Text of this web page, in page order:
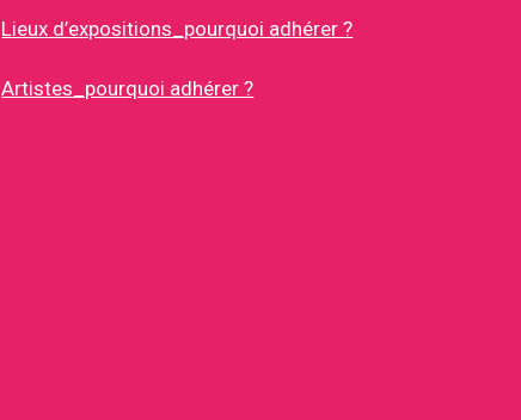
Lieux d’expositions_pourquoi adhérer ?
Artistes_pourquoi adhérer ?